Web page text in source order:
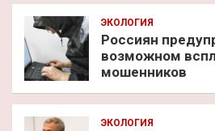
ЭКОЛОГИЯ
Россиян
возможном
мошенников
ЭКОЛОГИЯ